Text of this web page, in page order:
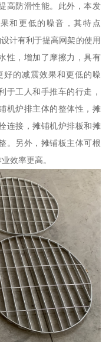
高防滑性能。此外，本发
和更低的噪音，其特点
计有利于提高网架的使用
性，增加了摩擦力，具有
的减震效果和更低的噪
于工人和手推车的行走，
机炉排主体的整体性，摊
连接，摊铺机炉排板和摊
。另外，摊铺板主体可根
效率更高。